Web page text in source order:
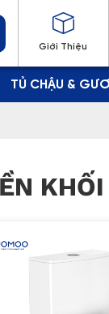
Giới Thiệu
TỦ CHẬU &
KHỐI